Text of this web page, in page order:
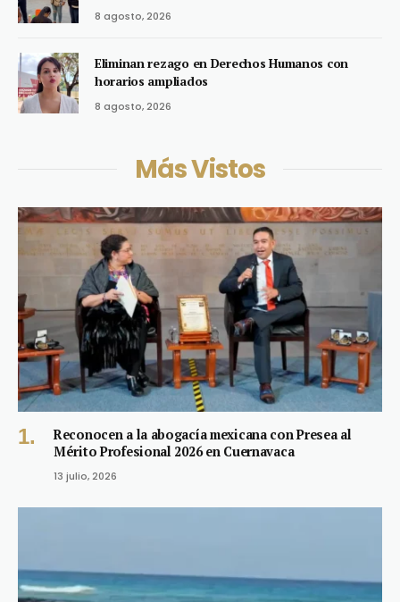
8 agosto, 2026
Eliminan rezago en Derechos Humanos con
horarios ampliados
8 agosto, 2026
Más Vistos
Reconocen a la abogacía mexicana con Presea al
Mérito Profesional 2026 en Cuernavaca
13 julio, 2026